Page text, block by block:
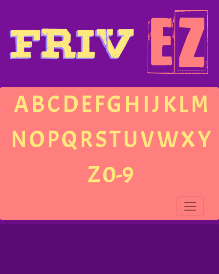
ABCDEFGH IJ KLM
NOPQRSTUVWXY
Z0-9